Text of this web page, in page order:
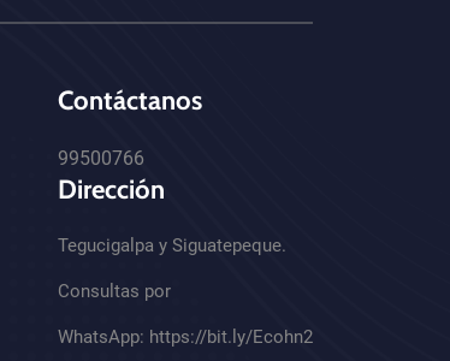
Contáctanos
99500766
Dirección
Tegucigalpa y Siguatepeque.
Consultas por
WhatsApp: https://bit.ly/Ecohn2